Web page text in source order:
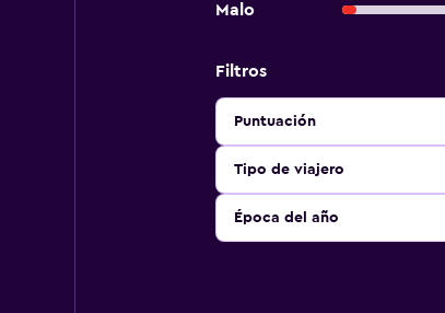
Malo
Filtros
Puntuación
Tipo de viajero
Época del año